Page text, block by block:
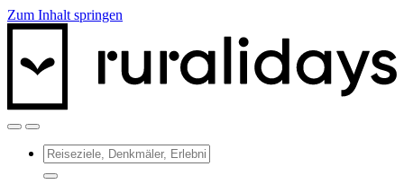
Zum Inhalt springen